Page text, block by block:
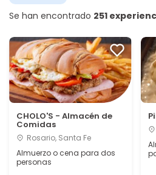
Se han encontrado 251
CHOLO'S - Almacén de
Comidas
Rosario, Santa Fe
Almuerzo o cena para dos
personas